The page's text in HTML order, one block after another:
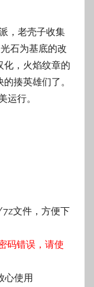
，老壳子收集
石为基底的改
化，火焰纹章的
揍英雄们了。
运行。
文件，方便下
码错误，请使
心使用